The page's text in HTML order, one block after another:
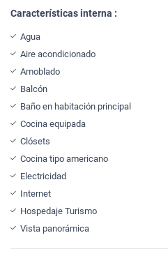
Características interna :
Agua
Aire acondicionado
Amoblado
Balcón
Baño en habitación principal
Cocina equipada
Clósets
Cocina tipo americano
Electricidad
Internet
Hospedaje Turismo
Vista panorámica